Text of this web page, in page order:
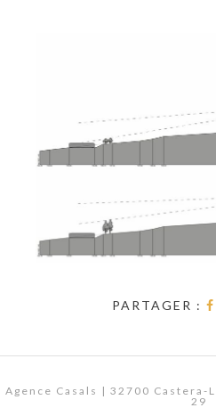
PARTAGER :
Agence Casals | 32700
29